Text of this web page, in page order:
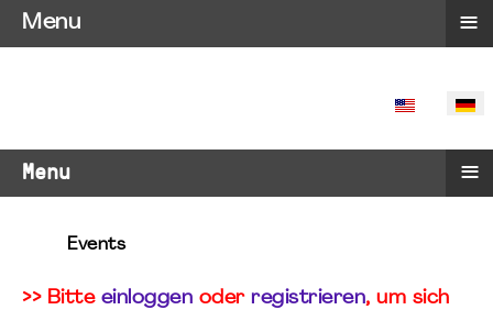
SPRACHE
Menu ≡
Events
>> Bitte einloggen oder registrieren, um sich
Menu ≡